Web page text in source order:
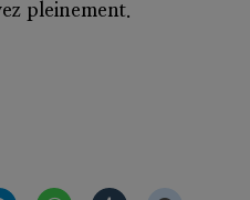
pleinement.